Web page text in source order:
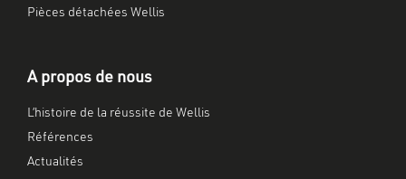
Pièces détachées Wellis
A propos de nous
L’histoire de la réussite de Wellis
Références
Actualités